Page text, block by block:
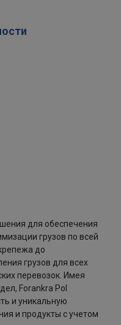
для обеспечения
грузов по всей
до
грузов для всех
перевозок. Имея
Forankra Pol
и уникальную
и продукты с учетом